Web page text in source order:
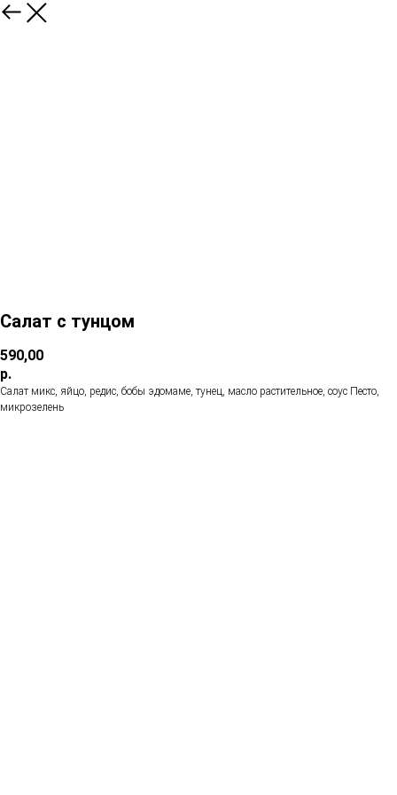
Салат с тунцом
590,00
р.
Салат микс, яйцо, редис, бобы эдомаме, тунец, масло растительное, соус Песто,
микрозелень